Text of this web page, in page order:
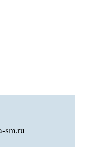
sm.ru